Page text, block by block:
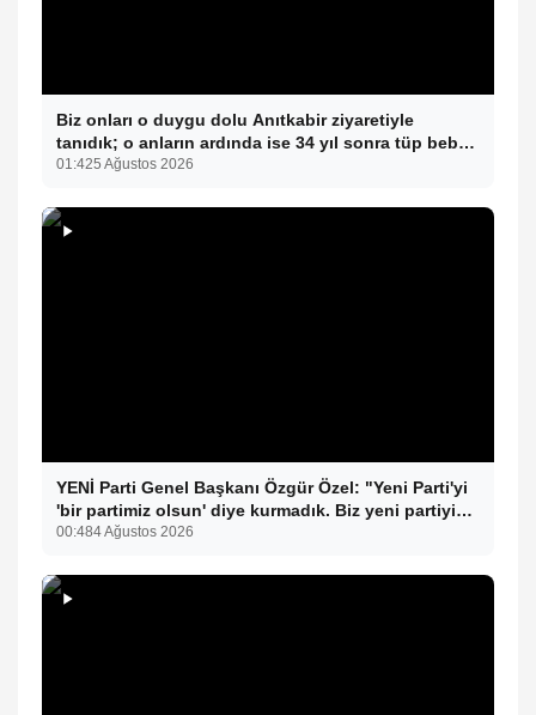
Biz onları o duygu dolu Anıtkabir ziyaretiyle
tanıdık; o anların ardında ise 34 yıl sonra tüp bebek
tedavisiyle gelen çifte mucize yatıyor.
01:425 Ağustos 2026
YENİ Parti Genel Başkanı Özgür Özel: "Yeni Parti'yi
'bir partimiz olsun' diye kurmadık. Biz yeni partiyi
iktidar olsun, milleti iktidara getirsin diye kurduk."
00:484 Ağustos 2026